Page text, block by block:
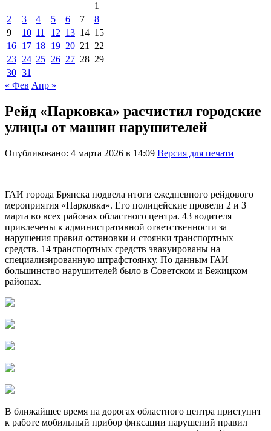
1
2
3 4 5 6 7
8
9
10 11 12 13 14 15
16 17 18 19 20 21
22
23 24 25 26 27 28 29
30 31
« Фев Апр »
Рейд «Парковка» расчистил городские
улицы от машин нарушителей
Опубликовано: 4 марта 2026 в 14:09 Версия для печати
ГАИ города Брянска подвела итоги ежедневного рейдового
мероприятия «Парковка». Его полицейские провели 2 и 3
марта во всех районах областного центра. 43 водителя
привлечены к административной ответственности за
нарушения правил остановки и стоянки транспортных
средств. 14 транспортных средств эвакуированы на
специализированную штрафстоянку. По данным ГАИ
большинство нарушителей было в Советском и Бежицком
районах.
В ближайшее время на дорогах областного центра приступит
к работе мобильный прибор фиксации нарушений правил